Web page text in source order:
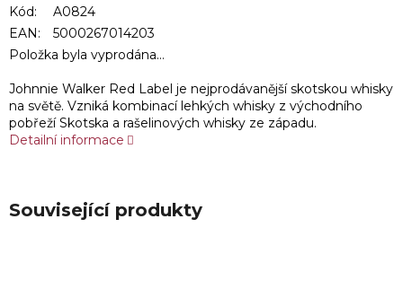
Kód:
A0824
EAN:
5000267014203
Položka byla vyprodána…
Johnnie Walker Red Label je nejprodávanější skotskou whisky
na světě. Vzniká kombinací lehkých whisky z východního
pobřeží Skotska a rašelinových whisky ze západu.
Detailní informace
Související produkty